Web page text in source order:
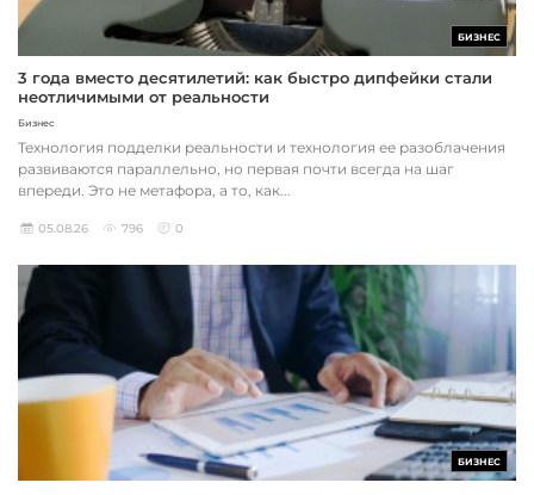
БИЗНЕС
3 года вместо десятилетий: как быстро дипфейки стали
неотличимыми от реальности
Бизнес
Технология подделки реальности и технология ее разоблачения
развиваются параллельно, но первая почти всегда на шаг
впереди. Это не метафора, а то, как...
05.08.26 796 0
БИЗНЕС